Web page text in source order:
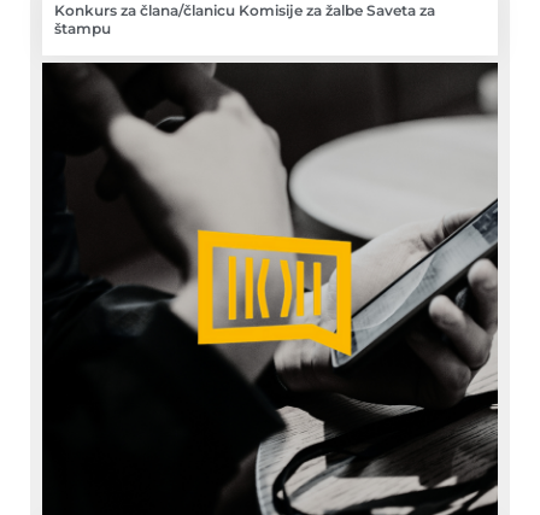
Konkurs za člana/članicu Komisije za žalbe Saveta za
štampu